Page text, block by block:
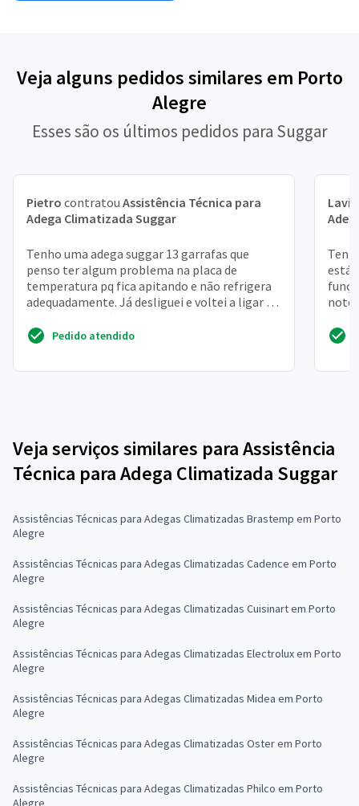
Veja alguns pedidos similares em Porto
Alegre
Esses são os últimos pedidos para Suggar
Pietro contratou Assistência Técnica para
Adega Climatizada Suggar
Tenho uma adega suggar 13 garrafas que
penso ter algum problema na placa de
temperatura pq fica apitando e não refrigera
adequadamente. Já desliguei e voltei a ligar e
funcionou, porém vo...
Pedido atendido
está
notei
Veja serviços similares para Assistência
Técnica para Adega Climatizada Suggar
Assistências Técnicas para Adegas Climatizadas Brastemp em Porto
Alegre
Assistências Técnicas para Adegas Climatizadas Cadence em Porto
Alegre
Assistências Técnicas para Adegas Climatizadas Cuisinart em Porto
Alegre
Assistências Técnicas para Adegas Climatizadas Electrolux em Porto
Alegre
Assistências Técnicas para Adegas Climatizadas Midea em Porto
Alegre
Assistências Técnicas para Adegas Climatizadas Oster em Porto
Alegre
Assistências Técnicas para Adegas Climatizadas Philco em Porto
Alegre